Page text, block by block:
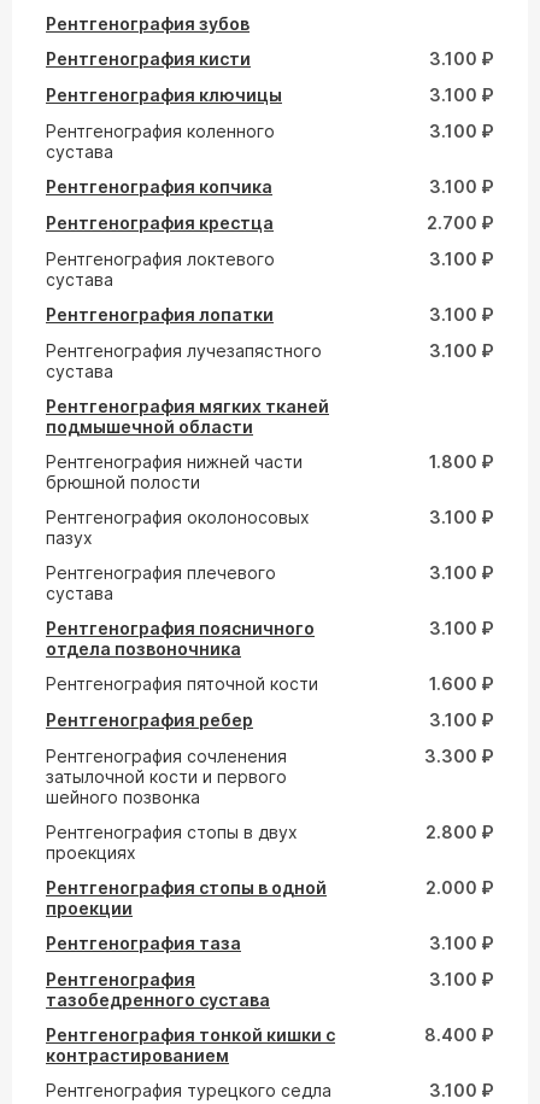
Рентгенография зубов
Рентгенография кисти
3.100 ₽
Рентгенография ключицы
3.100 ₽
Рентгенография коленного
сустава
3.100 ₽
Рентгенография копчика
3.100 ₽
Рентгенография крестца
2.700 ₽
Рентгенография локтевого
сустава
3.100 ₽
Рентгенография лопатки
3.100 ₽
Рентгенография лучезапястного
сустава
3.100 ₽
Рентгенография мягких тканей
подмышечной области
Рентгенография нижней части
брюшной полости
1.800 ₽
Рентгенография околоносовых
пазух
3.100 ₽
Рентгенография плечевого
сустава
3.100 ₽
Рентгенография поясничного
отдела позвоночника
3.100 ₽
Рентгенография пяточной кости
1.600 ₽
Рентгенография ребер
3.100 ₽
Рентгенография сочленения
затылочной кости и первого
шейного позвонка
3.300 ₽
Рентгенография стопы в двух
проекциях
2.800 ₽
Рентгенография стопы в одной
проекции
2.000 ₽
Рентгенография таза
3.100 ₽
Рентгенография
тазобедренного сустава
3.100 ₽
Рентгенография тонкой кишки с
контрастированием
8.400 ₽
Рентгенография турецкого седла
3.100 ₽